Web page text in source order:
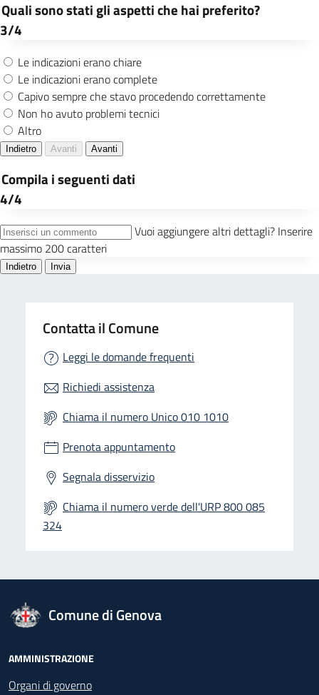
Contatta il Comune
Leggi le domande frequenti
Richiedi assistenza
Chiama il numero Unico 010 1010
Prenota appuntamento
Segnala disservizio
Chiama il numero verde dell'URP 800 085
324
logo Unione Europea
Comune di Genova
Footer - Navigazione
AMMINISTRAZIONE
Organi di governo